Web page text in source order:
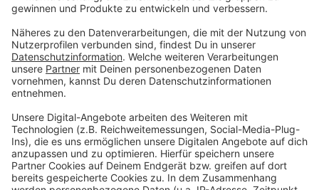
Update (11:03 Uhr): Bestätigung durch
SpaceX
Anzeige
Das Unternehmen SpaceX von Elon Musk hat bekannt
gegeben, dass eineFalcon-9-Rakete 23 Starlink-
Satelliten in die erdnahe Umlaufbahn gebracht haben
soll. Auf Deutschland sollen keine Trümmerteile